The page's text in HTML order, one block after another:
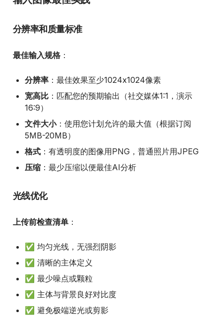
分辨率和质量标准
最佳输入规格：
分辨率：最佳效果至少1024x1024像素
宽高比：匹配您的预期输出（社交媒体1:1，演示
16:9）
文件大小：使用您计划允许的最大值（根据订阅
5MB-20MB）
格式：有透明度的图像用PNG，普通照片用JPEG
压缩：最少压缩以便最佳AI分析
光线优化
上传前检查清单：
✅ 均匀光线，无强烈阴影
✅ 清晰的主体定义
✅ 最少噪点或颗粒
✅ 主体与背景良好对比度
✅ 避免极端逆光或剪影